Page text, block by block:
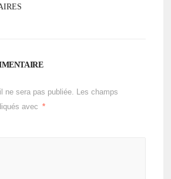
ne sera pas publiée. Les champs
avec
*